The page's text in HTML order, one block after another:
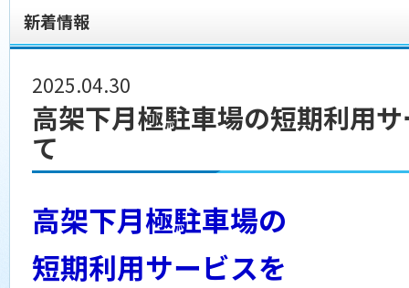
新着情報
2025.04.30
高架下月極駐車場の短期利用
て
高架下月極駐車場の
短期利用サービスを